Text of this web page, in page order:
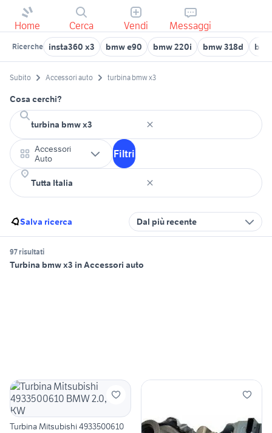
Home Cerca Vendi Messaggi
Ricerche insta360 x3 bmw e90 bmw 220i bmw 318d
Subito Accessori auto turbina bmw x3
Cosa cerchi?
Accessori
Auto
Filtri
Salva ricerca Dal più recente
97 risultati
Turbina bmw x3 in Accessori auto
Turbina Mitsubishi 4933500610